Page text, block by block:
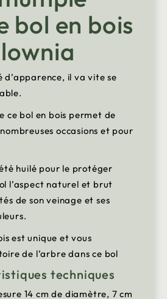
bol en bois
d’apparence, il va vite se
ce bol en bois permet de
occasions et pour
huilé pour le protéger
l’aspect naturel et brut
de son veinage et ses
est unique et vous
de l’arbre dans ce bol
techniques
14 cm de diamètre, 7 cm